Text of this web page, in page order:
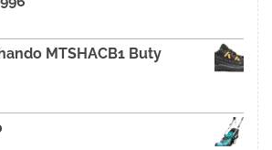
MTSHACB1 Buty